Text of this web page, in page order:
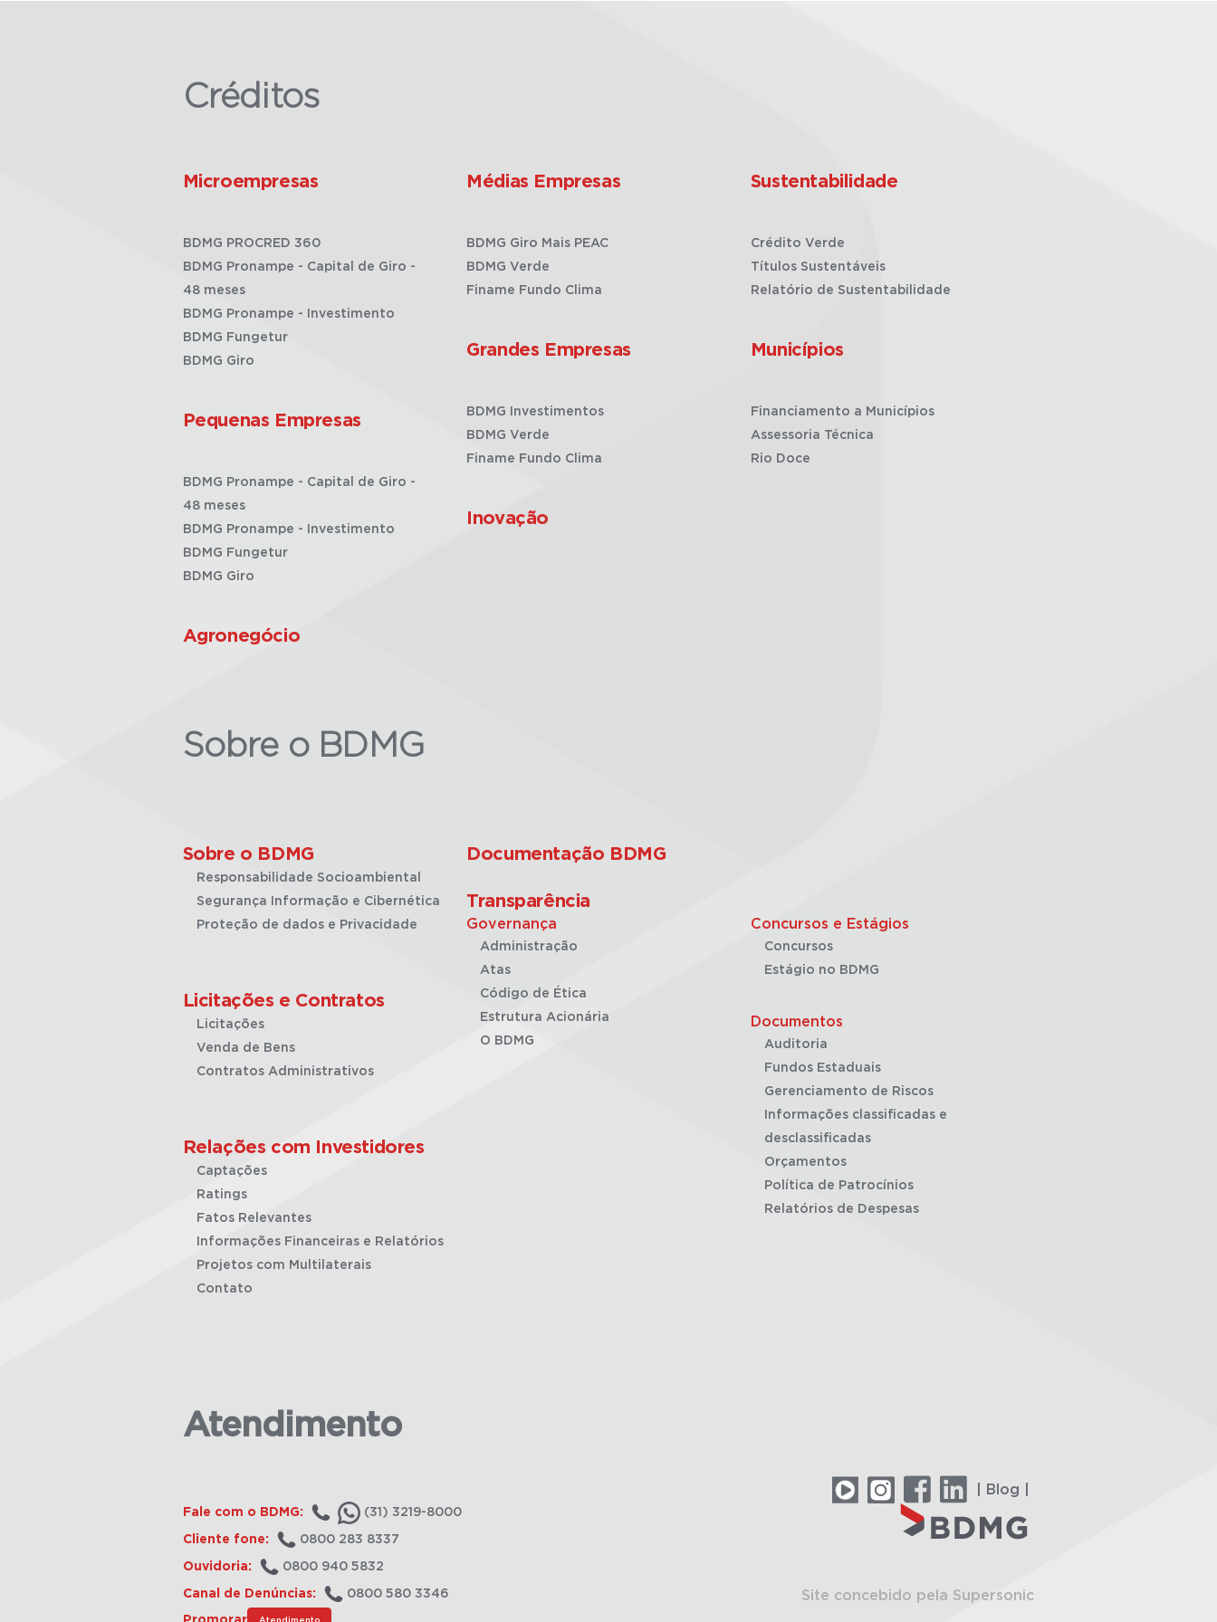
Créditos
Microempresas
BDMG PROCRED 360
BDMG Pronampe - Capital de Giro -
48 meses
BDMG Pronampe - Investimento
BDMG Fungetur
BDMG Giro
Pequenas Empresas
BDMG Pronampe - Capital de Giro -
48 meses
BDMG Pronampe - Investimento
BDMG Fungetur
BDMG Giro
Agronegócio
Médias Empresas
BDMG Giro Mais PEAC
BDMG Verde
Finame Fundo Clima
Grandes Empresas
BDMG Investimentos
BDMG Verde
Finame Fundo Clima
Inovação
Sustentabilidade
Crédito Verde
Títulos Sustentáveis
Relatório de Sustentabilidade
Municípios
Financiamento a Municípios
Assessoria Técnica
Rio Doce
Sobre o BDMG
Sobre o BDMG
Responsabilidade Socioambiental
Segurança Informação e Cibernética
Proteção de dados e Privacidade
Licitações e Contratos
Licitações
Venda de Bens
Contratos Administrativos
Relações com Investidores
Captações
Ratings
Fatos Relevantes
Informações Financeiras e Relatórios
Projetos com Multilaterais
Contato
Documentação BDMG
Transparência
Governança
Administração
Atas
Código de Ética
Estrutura Acionária
O BDMG
Concursos e Estágios
Concursos
Estágio no BDMG
Documentos
Auditoria
Fundos Estaduais
Gerenciamento de Riscos
Informações classificadas e
desclassificadas
Orçamentos
Política de Patrocínios
Relatórios de Despesas
Atendimento
Fale com o BDMG: (31) 3219-8000
Cliente fone: 0800 283 8337
Ouvidoria: 0800 940 5832
Canal de Denúncias: 0800 580 3346
Atendimento
| Blog |
Site concebido pela Supersonic